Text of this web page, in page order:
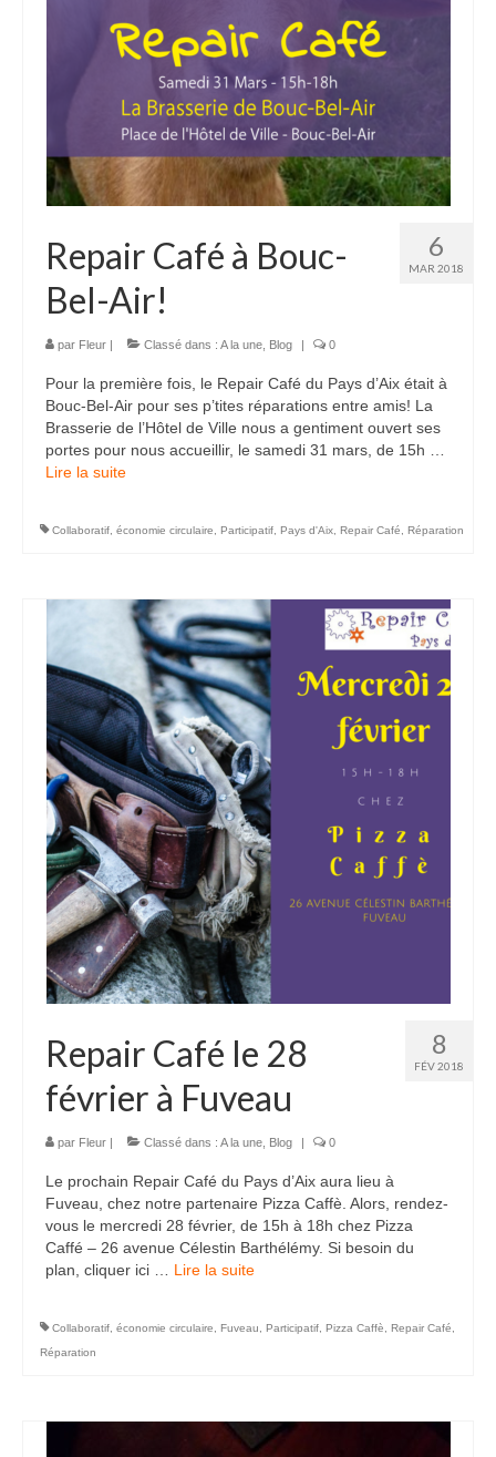
6
MAR 2018
Repair Café à Bouc-
Bel-Air!
par Fleur Classé dans : A la une Blog 0
Pour la première fois, le Repair Café du Pays d’Aix était à
Bouc-Bel-Air pour ses p’tites réparations entre amis! La
Brasserie de l’Hôtel de Ville nous a gentiment ouvert ses
portes pour nous accueillir, le samedi 31 mars, de 15h …
Lire la suite­­
Collaboratif, économie circulaire, Participatif, Pays d'Aix, Repair Café, Réparation
8
FÉV 2018
Repair Café le 28
février à Fuveau
par Fleur Classé dans : A la une Blog 0
Le prochain Repair Café du Pays d’Aix aura lieu à
Fuveau, chez notre partenaire Pizza Caffè. Alors, rendez-
vous le mercredi 28 février, de 15h à 18h chez Pizza
Caffé – 26 avenue Célestin Barthélémy. Si besoin du
plan, cliquer ici … Lire la suite­­
Collaboratif, économie circulaire, Fuveau, Participatif, Pizza Caffè, Repair Café,
Réparation